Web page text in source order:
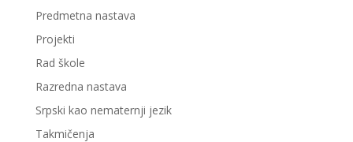
Predmetna nastava
Projekti
Rad škole
Razredna nastava
Srpski kao nematernji jezik
Takmičenja